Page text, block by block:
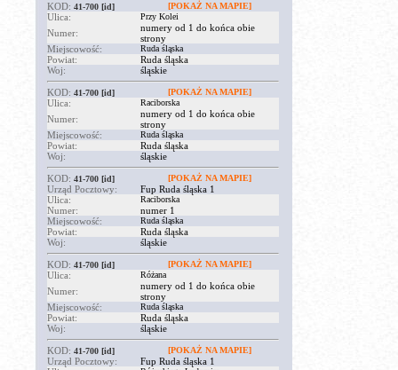
KOD: 41-700 [id] [POKAŻ NA MAPIE]
Ulica: Przy Kolei
Numer:
numery od 1 do końca obie
strony
Miejscowość:
Ruda śląska
Powiat:
Ruda śląska
Woj:
śląskie
KOD: 41-700 [id] [POKAŻ NA MAPIE]
Ulica: Raciborska
Numer:
numery od 1 do końca obie
strony
Miejscowość:
Ruda śląska
Powiat:
Ruda śląska
Woj:
śląskie
KOD: 41-700 [id] [POKAŻ NA MAPIE]
Urząd Pocztowy:
Fup Ruda śląska 1
Ulica:
Raciborska
Numer:
numer 1
Miejscowość:
Ruda śląska
Powiat:
Ruda śląska
Woj:
śląskie
KOD: 41-700 [id] [POKAŻ NA MAPIE]
Ulica: Różana
Numer:
numery od 1 do końca obie
strony
Miejscowość:
Ruda śląska
Powiat:
Ruda śląska
Woj:
śląskie
KOD: 41-700 [id] [POKAŻ NA MAPIE]
Urząd Pocztowy:
Fup Ruda śląska 1